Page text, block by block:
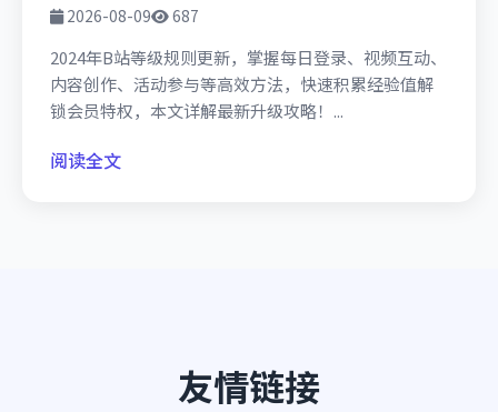
2026-08-09 687
2024年B站等级规则更新，掌握每日登录、视频互动、
内容创作、活动参与等高效方法，快速积累经验值解
锁会员特权，本文详解最新升级攻略！...
阅读全文
友情链接